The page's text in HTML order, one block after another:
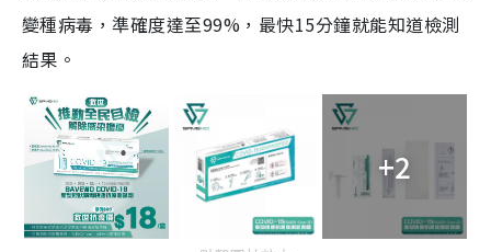
變種病毒，準確度達至99%，最快15分鐘就能知道檢測
結果。
+2